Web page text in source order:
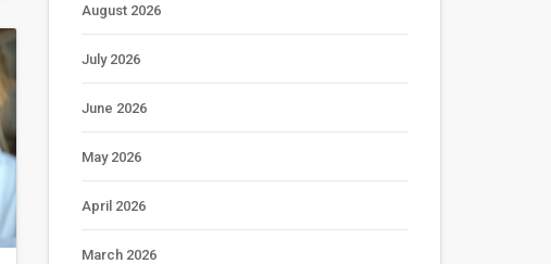
August 2026
July 2026
June 2026
May 2026
April 2026
March 2026